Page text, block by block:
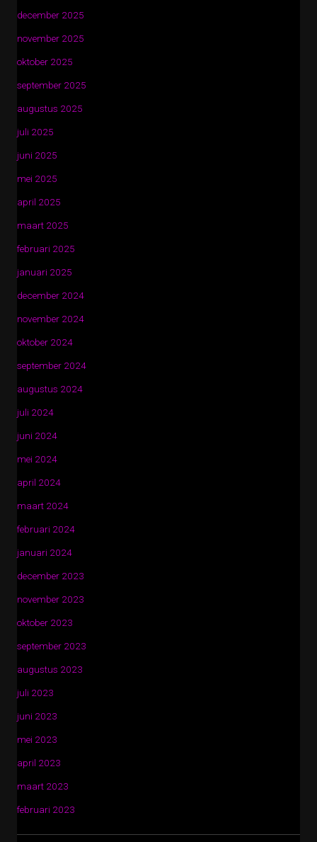
december 2025
november 2025
oktober 2025
september 2025
augustus 2025
juli 2025
juni 2025
mei 2025
april 2025
maart 2025
februari 2025
januari 2025
december 2024
november 2024
oktober 2024
september 2024
augustus 2024
juli 2024
juni 2024
mei 2024
april 2024
maart 2024
februari 2024
januari 2024
december 2023
november 2023
oktober 2023
september 2023
augustus 2023
juli 2023
juni 2023
mei 2023
april 2023
maart 2023
februari 2023